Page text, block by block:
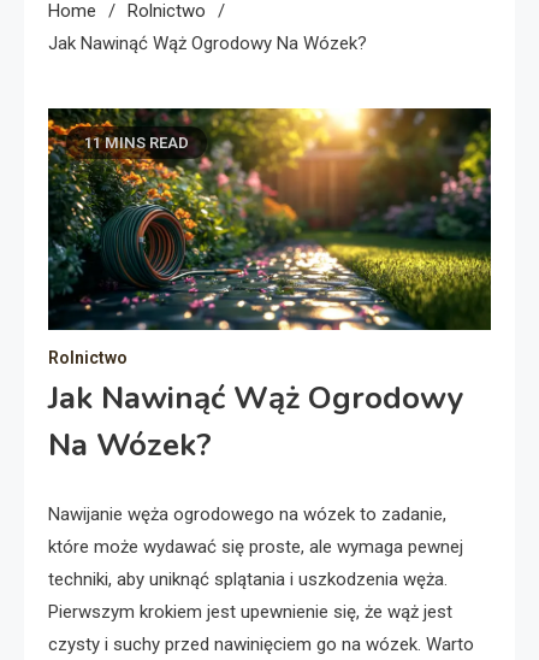
Home
Rolnictwo
Jak Nawinąć Wąż Ogrodowy Na Wózek?
11 MINS READ
Rolnictwo
Jak Nawinąć Wąż Ogrodowy
Na Wózek?
Nawijanie węża ogrodowego na wózek to zadanie,
które może wydawać się proste, ale wymaga pewnej
techniki, aby uniknąć splątania i uszkodzenia węża.
Pierwszym krokiem jest upewnienie się, że wąż jest
czysty i suchy przed nawinięciem go na wózek. Warto